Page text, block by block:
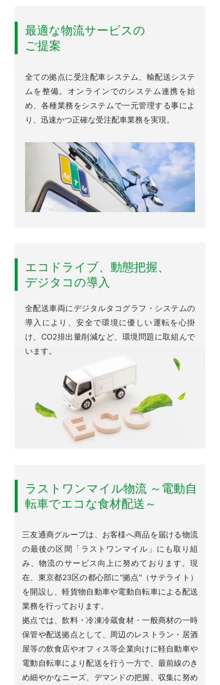
最適な物流サービスの
ご提案
全ての拠点に受注配車システム、輸配送システ
ムを整備。オンラインでのシステム連携を始
め、各種業務をシステムで一元管理する事によ
り、迅速かつ正確な受注配車業務を実現。
エコドライブ、動態把握、
デジタコの導入
全配送車両にデジタルタコグラフ・システムの
導入により、安全で環境に優しい運転を心掛
け、CO2排出量削減など、環境問題に取組んで
います。
ラストワンマイル物流 ～電動自
転車でエコな食材配送～
三友通商グループは、お客様へ商品を届ける物流
の最後の区間「ラストワンマイル」にも取り組
み、物流のサービス向上に努めております。現
在、東京都23区の都心部に"拠点"（サテライト）
を開設し、軽貨物自動車や電動自転車による配送
業務を行っております。
拠点では、飲料・冷凍冷蔵食材・一般商材の一時
保管や配送拠点として、周辺のレストラン・居酒
屋等の飲食店やオフィス等企業向けに軽自動車や
電動自転車により配送を行う一方で、最前線のき
め細やかなニーズ、デマンドの把握、収集に努め